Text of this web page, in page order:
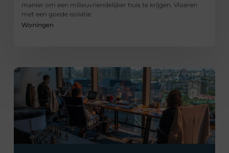
manier om een ​​milieuvriendelijker huis te krijgen. Vloeren
met een goede isolatie
Woningen